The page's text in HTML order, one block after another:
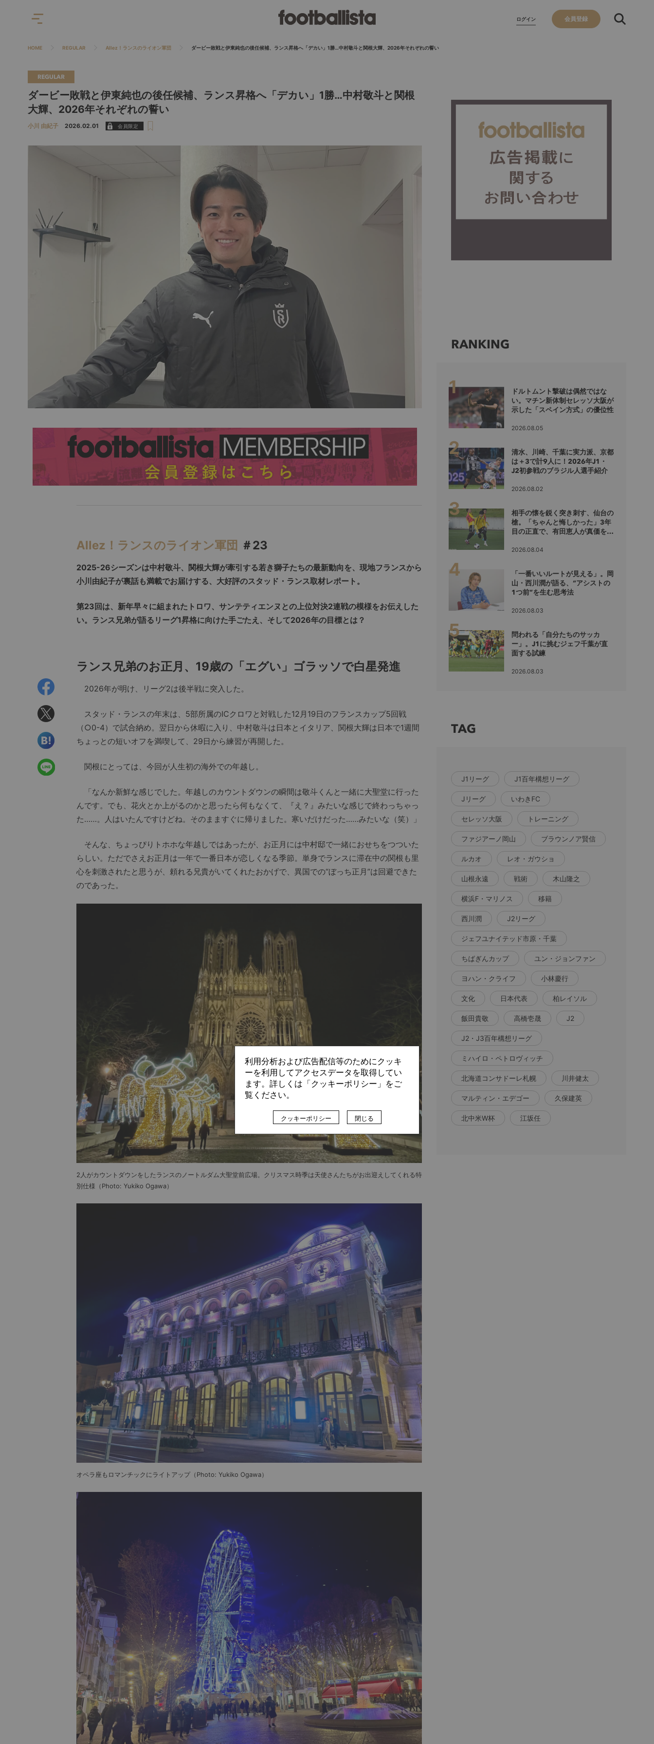
ログイン 会員登録
HOME REGULAR Allez！ランスのライオン軍団 ダービー敗戦と伊東純也の後任候補、ランス昇格へ「デカい」1勝…中村敬斗と関根大輝、2026年それぞれの誓い
REGULAR
ダービー敗戦と伊東純也の後任候補、ランス昇格へ「デカい」1勝…中村敬斗と関根
大輝、2026年それぞれの誓い
小川 由紀子 2026.02.01
Allez！ランスのライオン軍団 ＃23
2025-26シーズンは中村敬斗、関根大輝が牽引する若き獅子たちの最新動向を、現地フランスから
小川由紀子が裏話も満載でお届けする、大好評のスタッド・ランス取材レポート。
第23回は、新年早々に組まれたトロワ、サンテティエンヌとの上位対決2連戦の模様をお伝えした
い。ランス兄弟が語るリーグ1昇格に向けた手ごたえ、そして2026年の目標とは？
ランス兄弟のお正月、19歳の「エグい」ゴラッソで白星発進
2026年が明け、リーグ2は後半戦に突入した。
スタッド・ランスの年末は、5部所属のICクロワと対戦した12月19日のフランスカップ5回戦
（○0-4）で試合納め。翌日から休暇に入り、中村敬斗は日本とイタリア、関根大輝は日本で1週間
ちょっとの短いオフを満喫して、29日から練習が再開した。
関根にとっては、今回が人生初の海外での年越し。
「なんか新鮮な感じでした。年越しのカウントダウンの瞬間は敬斗くんと一緒に大聖堂に行った
んです。でも、花火とか上がるのかと思ったら何もなくて、『え？』みたいな感じで終わっちゃっ
た……。人はいたんですけどね。そのまますぐに帰りました。寒いだけだった……みたいな（笑）」
そんな、ちょっぴりトホホな年越しではあったが、お正月には中村邸で一緒におせちをつついた
らしい。ただでさえお正月は一年で一番日本が恋しくなる季節。単身でランスに滞在中の関根も里
心を刺激されたと思うが、頼れる兄貴がいてくれたおかげで、異国での“ぼっち正月”は回避できた
のであった。
2人がカウントダウンをしたランスのノートルダム大聖堂前広場。クリスマス時季は天使さんたちがお出迎えしてくれる特
別仕様（Photo: Yukiko Ogawa）
オペラ座もロマンチックにライトアップ（Photo: Yukiko Ogawa）
RANKING
ドルトムント撃破は偶然ではな
い。マチン新体制セレッソ大阪が
示した「スペイン方式」の優位性
2026.08.05
清水、川崎、千葉に実力派、京都
は＋3で計9人に！2026年J1・
J2初参戦のブラジル人選手紹介
2026.08.02
相手の懐を鋭く突き刺す、仙台の
槍。「ちゃんと悔しかった」3年
目の正直で、有田恵人が真価を示
2026.08.04
「一番いいルートが見える」。岡
山・西川潤が語る、“アシストの
1つ前”を生む思考法
2026.08.03
問われる「自分たちのサッカ
ー」。J1に挑むジェフ千葉が直
面する試練
2026.08.03
TAG
J1リーグ J1百年構想リーグ
Jリーグ いわきFC
セレッソ大阪 トレーニング
ファジアーノ岡山 ブラウンノア賢信
ルカオ レオ・ガウショ
山根永遠 戦術 木山隆之
横浜F・マリノス 移籍
西川潤 J2リーグ
ジェフユナイテッド市原・千葉
ちばぎんカップ ユン・ジョンファン
ヨハン・クライフ 小林慶行
文化 日本代表 柏レイソル
飯田貴敬 高橋壱晟 J2
J2・J3百年構想リーグ
ミハイロ・ペトロヴィッチ
北海道コンサドーレ札幌 川井健太
マルティン・エデゴー 久保建英
北中米W杯 江坂任
利用分析および広告配信等のためにクッキ
ーを利用してアクセスデータを取得してい
ます。詳しくは「クッキーポリシー」をご
覧ください。
クッキーポリシー 閉じる